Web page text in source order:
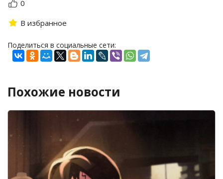
0
В избранное
Поделиться в социальные сети:
Похожие новости